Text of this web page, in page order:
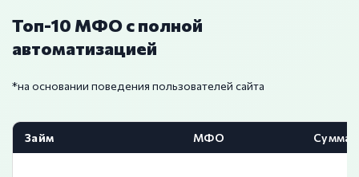
Топ-10 МФО с полной
автоматизацией
*на основании поведения пользователей сайта
Займ МФО Сумма